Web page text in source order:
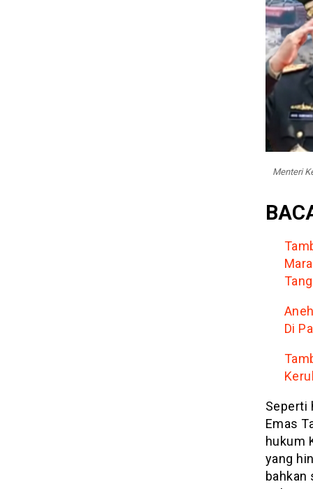
Menteri
Di
Seperti
Emas
hukum
yang
bahkan